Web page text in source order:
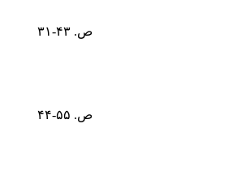
ص. ۴۳-۳۱
ص. ۵۵-۴۴